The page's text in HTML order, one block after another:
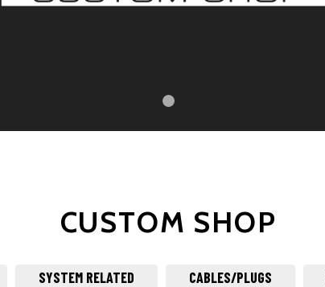
CUSTOM SHOP
SYSTEM RELATED CABLES/PLUGS